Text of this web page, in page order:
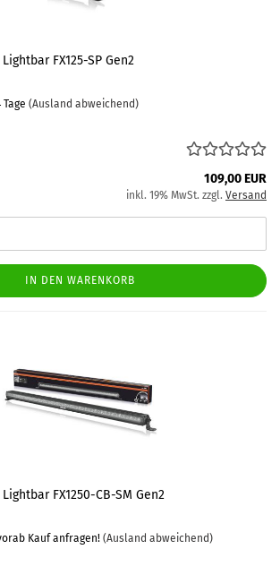
FX125-SP Gen2
(Ausland abweichend)
109,00 EUR
inkl. 19% MwSt. zzgl. Versand
IN DEN WARENKORB
FX1250-CB-SM Gen2
Kauf anfragen! (Ausland abweichend)